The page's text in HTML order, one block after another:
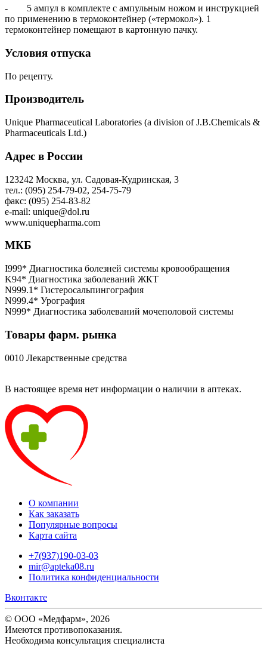
- 5 ампул в комплекте с ампульным ножом и инструкцией
по применению в термоконтейнер («термокол»). 1
термоконтейнер помещают в картонную пачку.
Условия отпуска
По рецепту.
Производитель
Unique Pharmaceutical Laboratories (a division of J.B.Chemicals &
Pharmaceuticals Ltd.)
Адрес в России
123242 Москва, ул. Садовая-Кудринская, 3
тел.: (095) 254-79-02, 254-75-79
факс: (095) 254-83-82
e-mail: unique@dol.ru
www.uniquepharma.com
МКБ
I999* Диагностика болезней системы кровообращения
K94* Диагностика заболеваний ЖКТ
N999.1* Гистеросальпингография
N999.4* Урография
N999* Диагностика заболеваний мочеполовой системы
Товары фарм. рынка
0010 Лекарственные средства
В настоящее время нет информации о наличии в аптеках.
О компании
Как заказать
Популярные вопросы
Карта сайта
+7(937)190-03-03
mir@apteka08.ru
Политика конфиденциальности
Вконтакте
© ООО «Медфарм», 2026
Имеются противопоказания.
Необходима консультация специалиста